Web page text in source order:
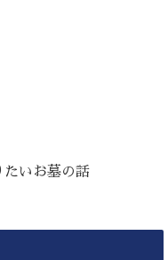
たいお墓の話